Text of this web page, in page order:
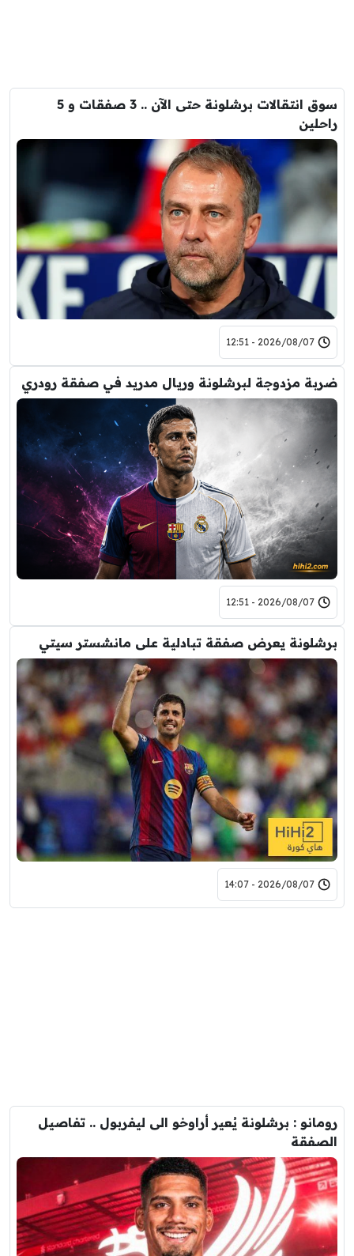
سوق انتقالات برشلونة حتى الآن .. 3 صفقات و 5
راحلين
2026/08/07 - 12:51
ضربة مزدوجة لبرشلونة وريال مدريد في صفقة رودري
2026/08/07 - 12:51
برشلونة يعرض صفقة تبادلية على مانشستر سيتي
2026/08/07 - 14:07
رومانو : برشلونة يُعير أراوخو الى ليفربول .. تفاصيل
الصفقة